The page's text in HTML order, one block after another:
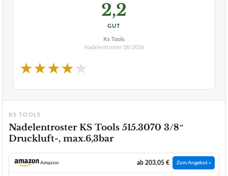
2,2
GUT
Ks Tools
Nadelentroster 08/2026
★★★★★
KS TOOLS
Nadelentroster KS Tools 515.3070 3/8″
Druckluft-, max.6,3bar
Amazon ab 203,05 € Zum Angebot »